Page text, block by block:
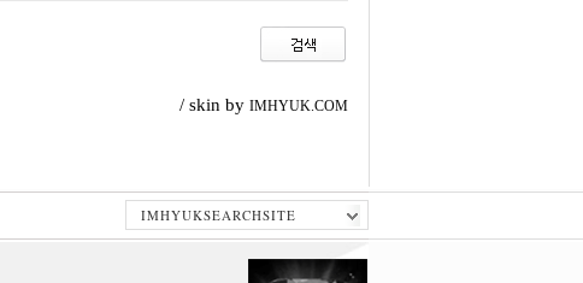
/ skin by IMHYUK.COM
IMHYUKSEARCHSITE